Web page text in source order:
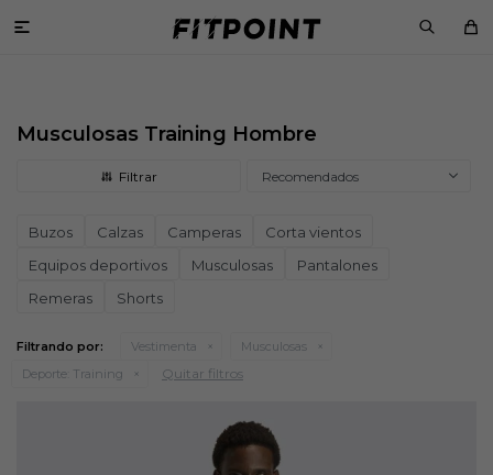

Musculosas Training Hombre
Recomendados
Buzos Calzas Camperas
Corta vientos
Equipos deportivos
Musculosas
Pantalones
Remeras
Shorts
Filtrando por: Vestimenta
Musculosas
Deporte: Training Quitar filtros